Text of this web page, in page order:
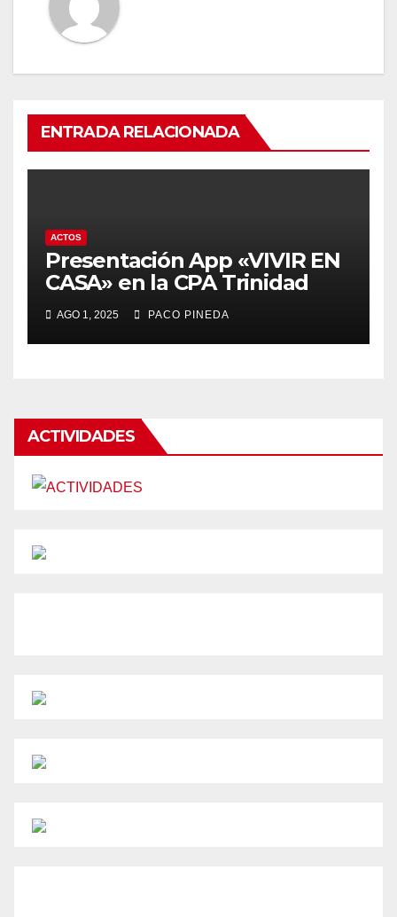
ENTRADA RELACIONADA
ACTOS
Presentación App «VIVIR EN
CASA» en la CPA Trinidad
AGO 1, 2025 PACO PINEDA
ACTIVIDADES